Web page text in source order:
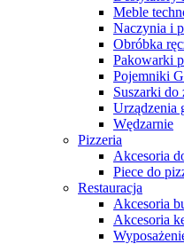
Meble
Naczynia i
Obróbka
Pakowarki
Pojemniki
Suszarki do
Urządzenia
Wędzarnie
Pizzeria
Akcesoria
Piece do
Restauracja
Akcesoria
Akcesoria